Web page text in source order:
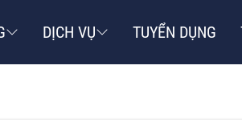
DỊCH VỤ TUYỂN DỤNG